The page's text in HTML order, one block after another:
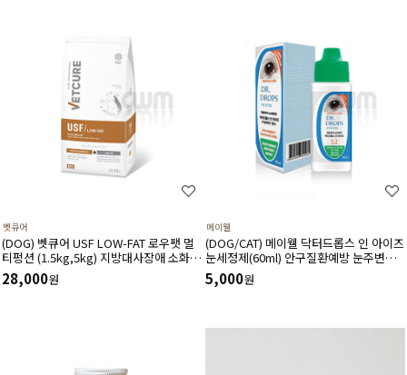
벳큐어
(DOG) 벳큐어 USF LOW-FAT 로우팻 멀
티펑션 (1.5kg,5kg) 지방대사장애 소화기
면역 식이알러지 피부모질건강 소화흡수
장애에 도움
28,000원
메이웰
(DOG/CAT) 메이웰 닥터드롭스 인 아이즈
눈세정제(60ml) 안구질환예방 눈주변냄
새완화 안구건조증완화 이물질세정
5,000원